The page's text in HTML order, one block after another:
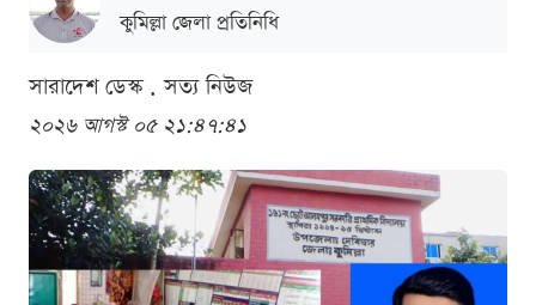
কুমিল্লা জেলা প্রতিনিধি
সারাদেশ ডেস্ক . সত্য নিউজ
২০২৬ আগস্ট ০৫ ২১:৪৭:৪১